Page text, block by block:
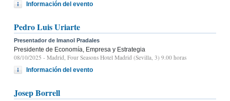
Información del evento
Pedro Luis Uriarte
Presentador de Imanol Pradales
Presidente de Economía, Empresa y Estrategia
08/10/2025 - Madrid, Four Seasons Hotel Madrid (Sevilla, 3) 9.00 horas
Información del evento
Josep Borrell